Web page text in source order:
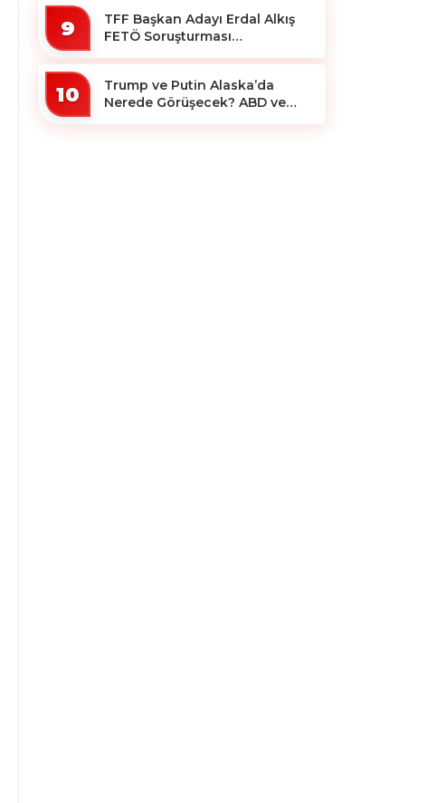
9
TFF Başkan Adayı Erdal Alkış
FETÖ Soruşturması
10
Trump ve Putin Alaska’da
Nerede Görüşecek? ABD ve